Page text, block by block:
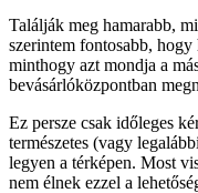
Találják meg hamarabb,
szerintem fontosabb, hogy
minthogy azt mondja a
bevásárlóközpontban
Ez persze csak időleges
természetes (vagy
legyen a térképen. Most
nem élnek ezzel a